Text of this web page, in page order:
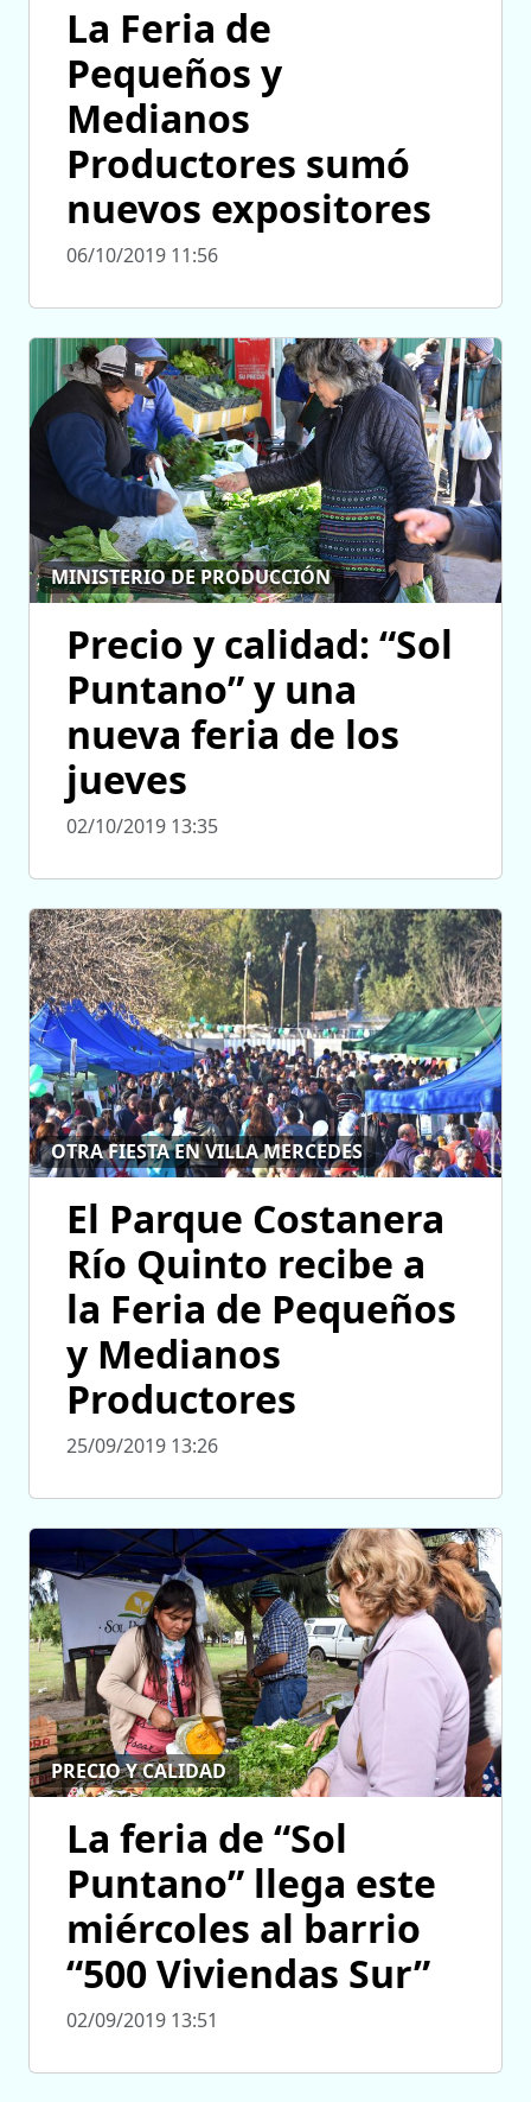
La Feria de
Pequeños y
Medianos
Productores sumó
nuevos expositores
06/10/2019 11:56
MINISTERIO DE PRODUCCIÓN
Precio y calidad: “Sol
Puntano” y una
nueva feria de los
jueves
02/10/2019 13:35
OTRA FIESTA EN VILLA MERCEDES
El Parque Costanera
Río Quinto recibe a
la Feria de Pequeños
y Medianos
Productores
25/09/2019 13:26
PRECIO Y CALIDAD
La feria de “Sol
Puntano” llega este
miércoles al barrio
“500 Viviendas Sur”
02/09/2019 13:51